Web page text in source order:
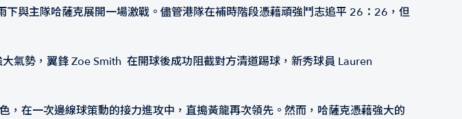
與主隊哈薩克展開一場激戰。儘管港隊在補時階段憑藉頑強鬥志追平 26：26，但
氣勢，翼鋒 Zoe Smith 在開球後成功阻截對方清道踢球，新秀球員 Lauren
在一次邊線球策動的接力進攻中，直搗黃龍再次領先。然而，哈薩克憑藉強大的